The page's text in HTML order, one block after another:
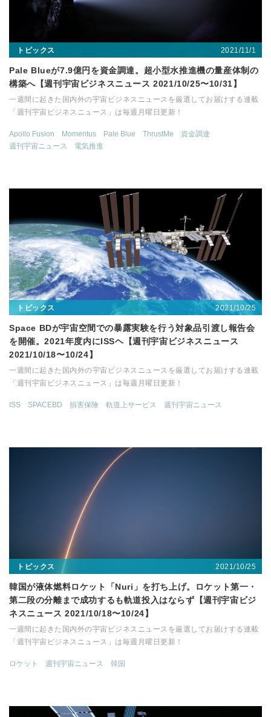
トピックス 2021/11/1
Pale Blueが7.9億円を資金調達。超小型水推進機の量産体制の
構築へ【週刊宇宙ビジネスニュース 2021/10/25〜10/31】
一週間に起きた国内外の宇宙ビジネスニュースを厳選してお届けする連載
「週刊宇宙ビジネスニュース」は毎週月曜日更新！
Apollo Fusion Momentus Pale Blue ThrustMe
資金調達
週刊宇宙ニュース
電気推進
トピックス 2021/10/25
Space BDが宇宙空間での暴露実験を行う対象品引渡し報告会
を開催。2021年度内にISSヘ【週刊宇宙ビジネスニュース
2021/10/18〜10/24】
一週間に起きた国内外の宇宙ビジネスニュースを厳選してお届けする連載
「週刊宇宙ビジネスニュース」は毎週月曜日更新！
ISS SPACEBD 損害保険 軌道上サービス 週刊宇宙ニュース
トピックス 2021/10/25
韓国が液体燃料ロケット「Nuri」を打ち上げ。ロケット第一・
第二段の分離まで成功するも軌道投入はならず【週刊宇宙ビジ
ネスニュース 2021/10/18〜10/24】
一週間に起きた国内外の宇宙ビジネスニュースを厳選してお届けする連載
「週刊宇宙ビジネスニュース」は毎週月曜日更新！
ロケット 週刊宇宙ニュース 韓国